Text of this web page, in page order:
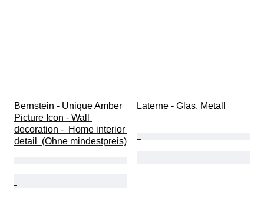
Bernstein - Unique Amber
Picture Icon - Wall
decoration -  Home interior
detail  (Ohne mindestpreis)
Laterne - Glas, Metall